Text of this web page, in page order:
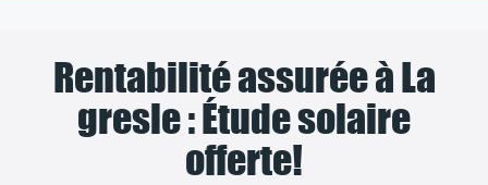
Rentabilité assurée à La
gresle : Étude solaire
offerte!